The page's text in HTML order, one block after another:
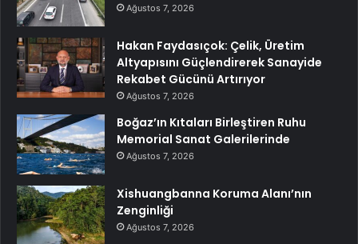
Ağustos 7, 2026
Hakan Faydasıçok: Çelik, Üretim
Altyapısını Güçlendirerek Sanayide
Rekabet Gücünü Artırıyor
Ağustos 7, 2026
Boğaz’ın Kıtaları Birleştiren Ruhu
Memorial Sanat Galerilerinde
Ağustos 7, 2026
Xishuangbanna Koruma Alanı’nın
Zenginliği
Ağustos 7, 2026